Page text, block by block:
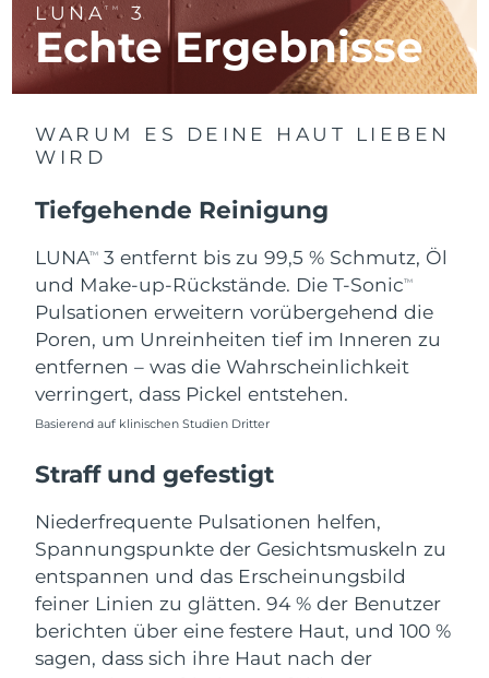
LUNATM 3
Echte Ergebnisse
WARUM ES DEINE HAUT LIEBEN
WIRD
Tiefgehende Reinigung
LUNATM
3 entfernt bis zu 99,5 % Schmutz, Öl
und Make-up-Rückstände. Die T-SonicTM
Pulsationen erweitern vorübergehend die
Poren, um Unreinheiten tief im Inneren zu
entfernen – was die Wahrscheinlichkeit
verringert, dass Pickel entstehen.
Basierend auf klinischen Studien Dritter
Straff und gefestigt
Niederfrequente Pulsationen helfen,
Spannungspunkte der Gesichtsmuskeln zu
entspannen und das Erscheinungsbild
feiner Linien zu glätten. 94 % der Benutzer
berichten über eine festere Haut, und 100 %
sagen, dass sich ihre Haut nach der
Litauen Erwartete Lieferung8/11/26
Luxemburg Erwartete Lieferung8/11/26
Macau
Erwartete Lieferung8/13/26
8/11/26
Mexiko Erwartete Lieferung8/15/26
Monaco Erwartete Lieferung8/12/26
Niederlande Erwartete Lieferung
Oman Erwartete Lieferung8/14/26
Philippinen Erwartete Lieferung 8/14/26
Polen Erwartete Lieferung